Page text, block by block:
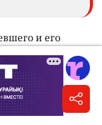
и его
приговор –
в
на проспекте